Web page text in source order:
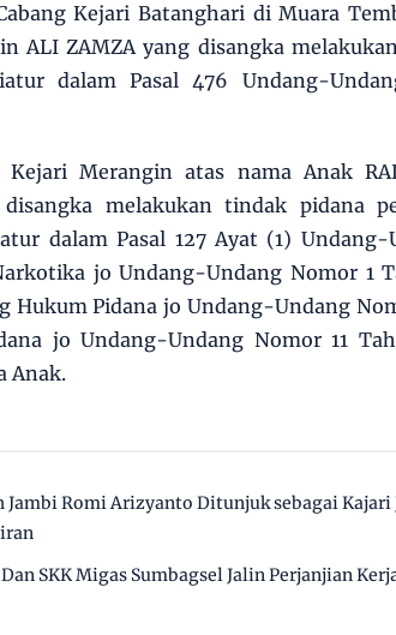
Kejari Batanghari di Muara
ALI ZAMZA yang disangka
dalam Pasal 476 Undang-
Merangin atas nama Anak
disangka melakukan tindak pidana
dalam Pasal 127 Ayat (1)
jo Undang-Undang Nomor 1
Hukum Pidana jo Undang-Undang
jo Undang-Undang Nomor 11
Anak.
Jambi Romi Arizyanto Ditunjuk sebagai
SKK Migas Sumbagsel Jalin Perjanjian